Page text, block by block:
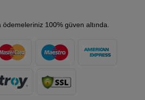
ödemeleriniz 100% güven altında.